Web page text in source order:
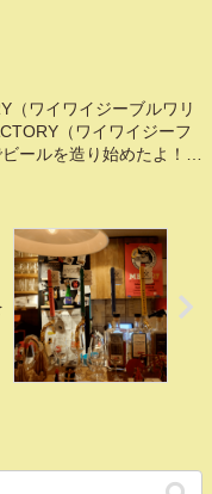
（ワイワイジーブルワリ
（ワイワイジーフ
ールを造り始めたよ！@